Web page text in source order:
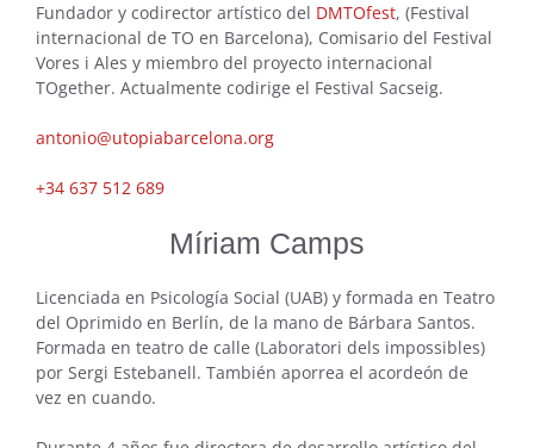
Fundador y codirector artístico del DMTOfest, (Festival
internacional de TO en Barcelona), Comisario del Festival
Vores i Ales y miembro del proyecto internacional
TOgether. Actualmente codirige el Festival Sacseig.
antonio@utopiabarcelona.org
+34 637 512 689
Míriam Camps
Licenciada en Psicología Social (UAB) y formada en Teatro
del Oprimido en Berlín, de la mano de Bárbara Santos.
Formada en teatro de calle (Laboratori dels impossibles)
por Sergi Estebanell. También aporrea el acordeón de
vez en cuando.